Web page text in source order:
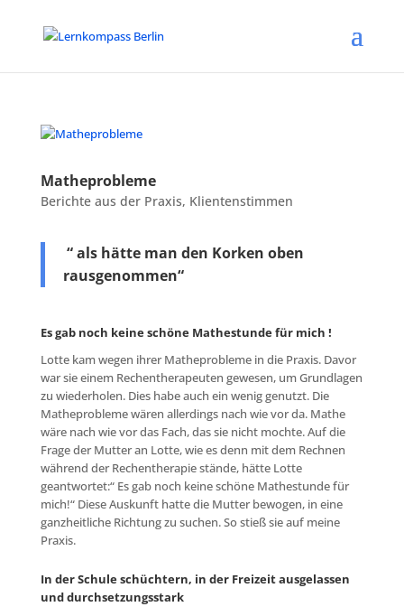
Matheprobleme
Berichte aus der Praxis, Klientenstimmen
“ als hätte man den Korken oben
rausgenommen“
Es gab noch keine schöne Mathestunde für mich !
Lotte kam wegen ihrer Matheprobleme in die Praxis. Davor
war sie einem Rechentherapeuten gewesen, um Grundlagen
zu wiederholen. Dies habe auch ein wenig genutzt. Die
Matheprobleme wären allerdings nach wie vor da. Mathe
wäre nach wie vor das Fach, das sie nicht mochte. Auf die
Frage der Mutter an Lotte, wie es denn mit dem Rechnen
während der Rechentherapie stände, hätte Lotte
geantwortet:“ Es gab noch keine schöne Mathestunde für
mich!“ Diese Auskunft hatte die Mutter bewogen, in eine
ganzheitliche Richtung zu suchen. So stieß sie auf meine
Praxis.
In der Schule schüchtern, in der Freizeit ausgelassen
und durchsetzungsstark